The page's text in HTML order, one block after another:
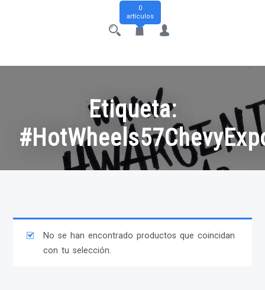
0
artículos
Etiqueta:
No se han encontrado productos que coincidan
con tu selección.